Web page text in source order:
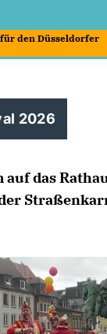
den Düsseldorfer
2026
das